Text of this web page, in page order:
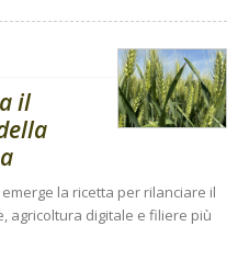
il
la ricetta per rilanciare il
agricoltura digitale e filiere più